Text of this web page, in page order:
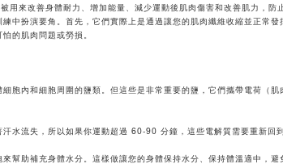
用來改善身體耐力、增加能量、減少運動後肌肉傷害和改善肌力，防
中扮演要角。首先，它們實際上是通過讓您的肌肉纖維收縮並正常
的肌肉問題或勞損。
胞內和細胞周圍的鹽類。但這些是非常重要的鹽，它們攜帶電荷（肌
水流失，所以如果你運動超過 60-90 分鐘，這些電解質需要重新回
幫助補充身體水分。這樣做讓您的身體保持水分、保持體溫適中，